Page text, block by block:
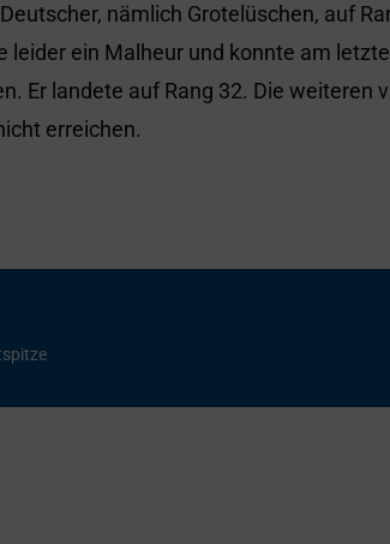
nämlich Grotelüschen, auf
leider ein Malheur und konnte am
Er landete auf Rang 32. Die weiteren
erreichen.